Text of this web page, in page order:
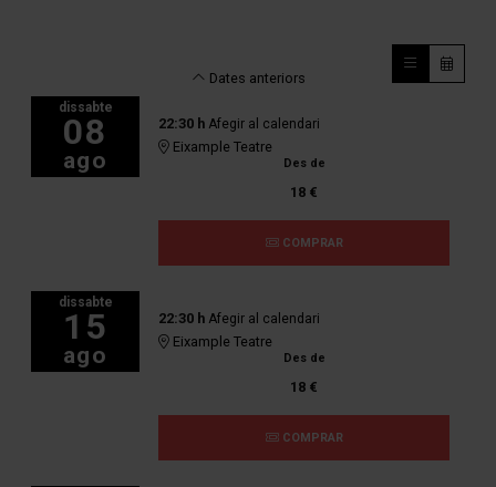
Dates anteriors
dissabte
08
ago
22:30 h Afegir al calendari
Eixample Teatre
Des de
18 €
COMPRAR
dissabte
15
ago
22:30 h Afegir al calendari
Eixample Teatre
Des de
18 €
COMPRAR